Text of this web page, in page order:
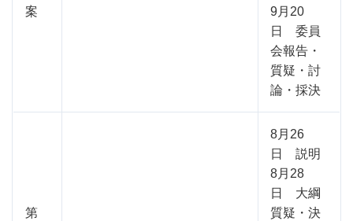
案
9月20
日 委員
会報告・
質疑・討
論・採決
第
8月26
日 説明
8月28
日 大綱
質疑・決